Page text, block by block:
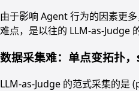
由于影响 Agent 行为的因素更
难点，是以往的 LLM-as-Judge
数据采集难：单点变拓扑
LLM-as-Judge 的范式采集的